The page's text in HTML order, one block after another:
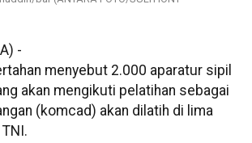
-
menyebut 2.000 aparatur sipil
akan mengikuti pelatihan sebagai
(komcad) akan dilatih di lima